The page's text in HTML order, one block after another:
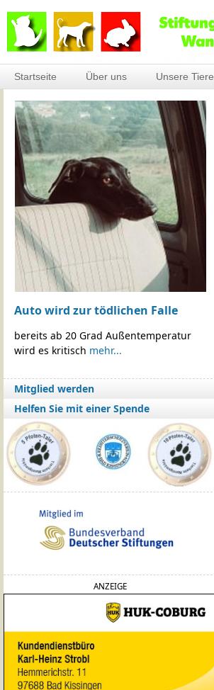
Startseite Über uns Unsere Tiere
Auto wird zur tödlichen Falle
bereits ab 20 Grad Außentemperatur
wird es kritisch mehr...
Mitglied werden
Helfen Sie mit einer Spende
ANZEIGE